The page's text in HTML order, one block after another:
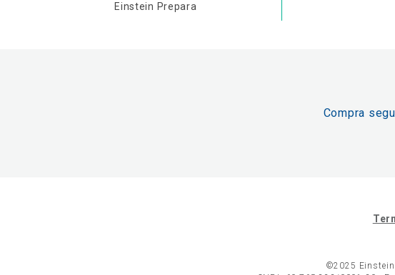
Einstein Prepara
Compra
©2025